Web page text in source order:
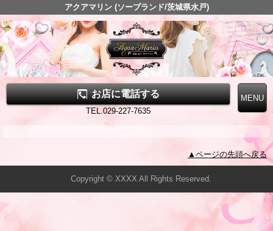
アクアマリン (ソープランド/茨城県水戸)
お店に電話する
TEL.029-227-7635
▲ページの先頭へ戻る
Copyright © XXXX All Rights Reserved.